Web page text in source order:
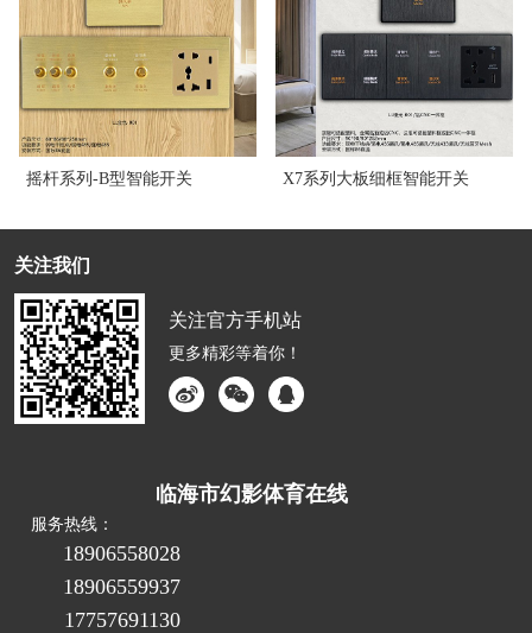
摇杆系列-B型智能开关 X7系列大板细框智能开关
关注我们
关注官方手机站
更多精彩等着你！
临海市幻影体育在线
服务热线：
18906558028
18906559937
17757691130